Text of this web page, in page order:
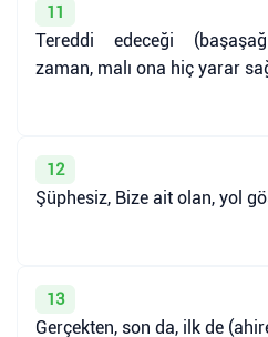
11
Tereddi edeceği
zaman, malı ona hiç yarar
12
Şüphesiz, Bize ait olan, yol
13
Gerçekten, son da, ilk de